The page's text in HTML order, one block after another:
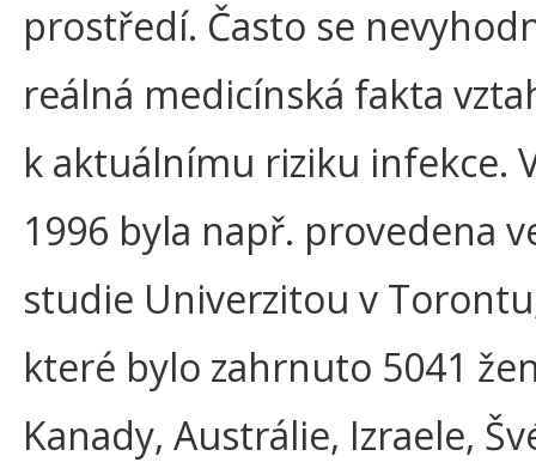
prostředí. Často se
reálná medicínská fakta
k aktuálnímu riziku infekce.
1996 byla např. provedena
studie Univerzitou v
které bylo zahrnuto 5041
Kanady, Austrálie, Izraele,